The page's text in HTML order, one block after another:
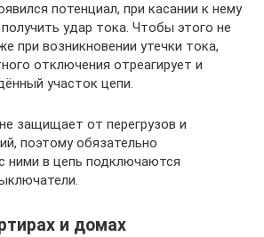
потенциал, при касании к нему
удар тока. Чтобы этого не
при возникновении утечки тока,
отключения отреагирует и
участок цепи.
защищает от перегрузов и
поэтому обязательно
ними в цепь подключаются
и домах